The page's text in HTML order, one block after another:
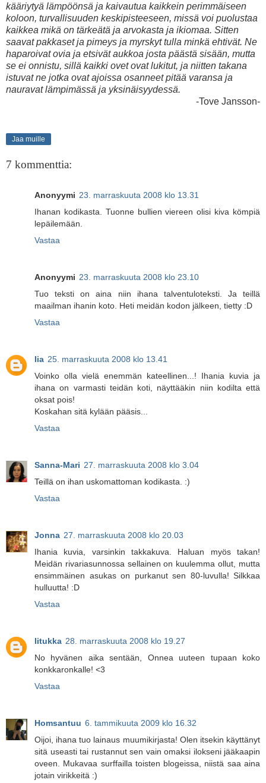
kääriytyä lämpöönsä ja kaivautua kaikkein perimmäiseen
koloon, turvallisuuden keskipisteeseen, missä voi puolustaa
kaikkea mikä on tärkeätä ja arvokasta ja ikiomaa. Sitten
saavat pakkaset ja pimeys ja myrskyt tulla minkä ehtivät. Ne
haparoivat ovia ja etsivät aukkoa josta päästä sisään, mutta
se ei onnistu, sillä kaikki ovet ovat lukitut, ja niitten takana
istuvat ne jotka ovat ajoissa osanneet pitää varansa ja
nauravat lämpimässä ja yksinäisyydessä.
-Tove Jansson-
Jaa muille
7 kommenttia:
Anonyymi 23. marraskuuta 2008 klo 13.31
Ihanan kodikasta. Tuonne bullien viereen olisi kiva kömpiä
lepäilemään.
Vastaa
Anonyymi 23. marraskuuta 2008 klo 23.10
Tuo teksti on aina niin ihana talventuloteksti. Ja teillä
maailman ihanin koto. Heti meidän kodon jälkeen, tietty :D
Vastaa
Iia 25. marraskuuta 2008 klo 13.41
Voinko olla vielä enemmän kateellinen...! Ihania kuvia ja
ihana on varmasti teidän koti, näyttääkin niin kodilta että
oksat pois!
Koskahan sitä kylään pääsis...
Vastaa
Sanna-Mari 27. marraskuuta 2008 klo 3.04
Teillä on ihan uskomattoman kodikasta. :)
Vastaa
Jonna 27. marraskuuta 2008 klo 20.03
Ihania kuvia, varsinkin takkakuva. Haluan myös takan!
Meidän rivariasunnossa sellainen on kuulemma ollut, mutta
ensimmäinen asukas on purkanut sen 80-luvulla! Silkkaa
hulluutta! :D
Vastaa
Iitukka 28. marraskuuta 2008 klo 19.27
No hyvänen aika sentään, Onnea uuteen tupaan koko
konkkaronkalle! <3
Vastaa
Homsantuu 6. tammikuuta 2009 klo 16.32
Oijoi, ihana tuo lainaus muumikirjasta! Olen itsekin käyttänyt
sitä useasti tai rustannut sen vain omaksi ilokseni jääkaapin
oveen. Mukavaa surffailla toisten blogeissa, niistä saa aina
jotain virikkeitä :)